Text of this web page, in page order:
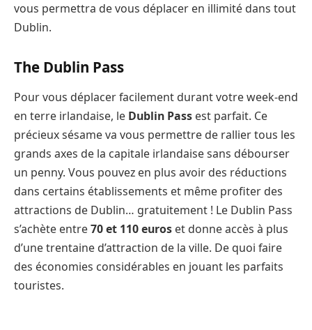
vous permettra de vous déplacer en illimité dans tout
Dublin.
The Dublin Pass
Pour vous déplacer facilement durant votre week-end
en terre irlandaise, le Dublin Pass est parfait. Ce
précieux sésame va vous permettre de rallier tous les
grands axes de la capitale irlandaise sans débourser
un penny. Vous pouvez en plus avoir des réductions
dans certains établissements et même profiter des
attractions de Dublin… gratuitement ! Le Dublin Pass
s’achète entre70 et 110 euros et donne accès à plus
d’une trentaine d’attraction de la ville. De quoi faire
des économies considérables en jouant les parfaits
touristes.